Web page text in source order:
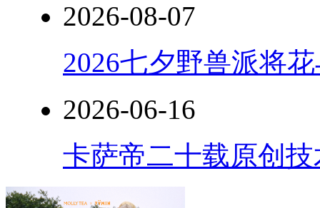
2026-08-07
2026七夕野兽派将
2026-06-16
卡萨帝二十载原创